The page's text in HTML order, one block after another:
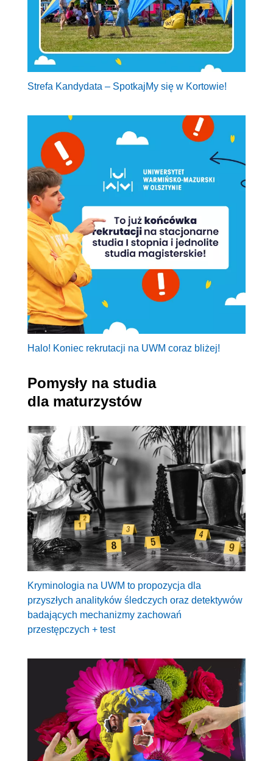
Strefa Kandydata – SpotkajMy się w Kortowie!
Halo! Koniec rekrutacji na UWM coraz bliżej!
Pomysły na studia
dla maturzystów
Kryminologia na UWM to propozycja dla
przyszłych analityków śledczych oraz detektywów
badających mechanizmy zachowań
przestępczych + test